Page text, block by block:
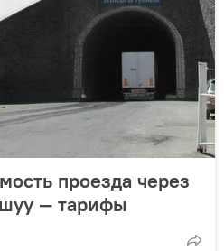
проезда через
— тарифы